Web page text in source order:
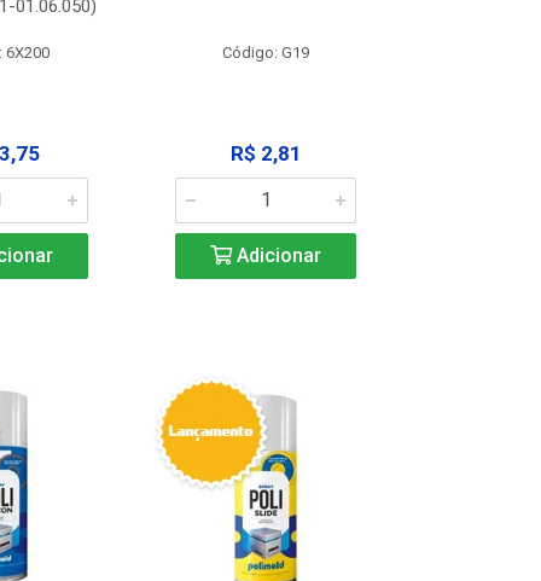
01.06.050)
6X200 Código: G19
R$ 2,81
Adicionar